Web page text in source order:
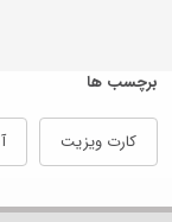
برچسب ها
کارت ویزیت